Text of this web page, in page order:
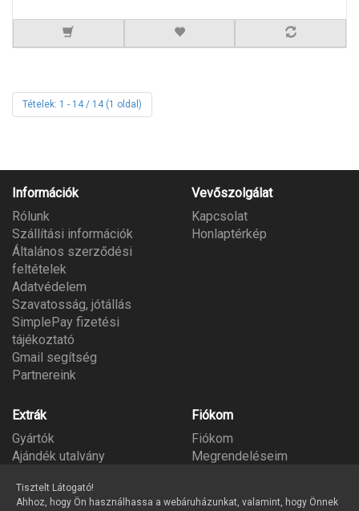
Tételek: 1 - 14 / 14 (1 oldal)
Információk
Rólunk
Szállítási információk
Általános szerződési
feltételek
Adatvédelem
Szavatosság, jótállás
SimplePay fizetési
tájékoztató
Gmail segítség
Partnereink
Vevőszolgálat
Kapcsolat
Honlaptérkép
Extrák
Gyártók
Ajándék utalvány
Fiókom
Fiókom
Megrendeléseim
Tisztelt Látogató!
Ahhoz, hogy Ön használhassa a webáruházunkat, valamint, hogy Önnek